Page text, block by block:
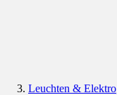
Leuchten & Elektro